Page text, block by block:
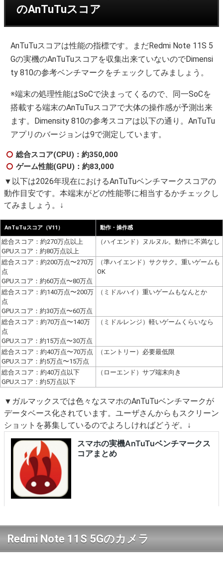
のAnTuTuスコア
AnTuTuスコアは性能の指標です。まだRedmi Note 11S 5
Gの実機のAnTuTuスコアを収集出来ていないのでDimensi
ty 810の参考ベンチマークをチェックしてみましょう。
※端末の処理性能はSoCで決まってくるので、同一SoCを
搭載する端末のAnTuTuスコアで大体の操作感が予測出来
ます。Dimensity 810の参考スコアは以下の通り。AnTuTu
アプリのバージョンは9で測定しています。
総合スコア(CPU)：約350,000
ゲーム性能(GPU)：約83,000
▼以下は2026年現在におけるAnTuTuベンチマークスコアの
動作目安です。本端末がどの性能帯に相当するかチェックし
てみましょう。↓
AnTuTuスコア（V11） 動作・操作感
総合スコア：約270万点以上
GPUスコア：約80万点以上
（ハイエンド）ヌルヌル。動作に不満なし
総合スコア：約200万点〜270万
点
GPUスコア：約60万点〜80万点
（準ハイエンド）サクサク。重いゲームも
OK
総合スコア：約140万点〜200万
点
GPUスコア：約30万点〜60万点
（ミドルハイ）重いゲームもなんとか
総合スコア：約70万点〜140万
点
GPUスコア：約15万点〜30万点
（ミドルレンジ）軽いゲームくらいなら
総合スコア：約40万点〜70万点
GPUスコア：約5万点〜15万点
（エントリー）必要最低限
総合スコア：約40万点以下
GPUスコア：約5万点以下
（ローエンド）サブ端末向き
▼ガルマックスでは色々なスマホのAnTuTuベンチマークが
データベース化されています。ユーザさんからもスクリーン
ショットを募集しているのでよろしければどうぞ。↓
Redmi Note 11S 5Gのカメラ